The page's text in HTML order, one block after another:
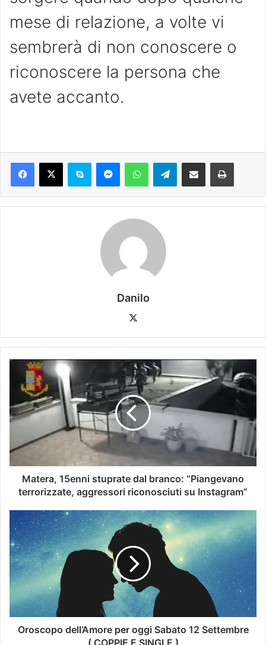
mese di relazione, a volte vi
sembrerà di non conoscere o
riconoscere la persona che
avete accanto.
Danilo
Matera, 15enni stuprate dal branco: “Piangevano
terrorizzate, aggressori riconosciuti su Instagram”
Oroscopo dell’Amore per oggi Sabato 12 Settembre
( COPPIE E SINGLE )